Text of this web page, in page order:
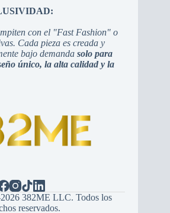
con el "Fast Fashion" o
Cada pieza es creada y
bajo demandasolo para
único, la alta calidad y la
382ME LLC. Todos los
reservados.